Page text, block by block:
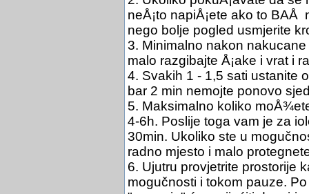
neÅ¡to napiÅ¡ete ako to
nego bolje pogled usmjerite
3. Minimalno nakon
malo razgibajte Å¡ake i vrat i
4. Svakih 1 - 1,5 sati ustanite
bar 2 min nemojte ponovo
5. Maksimalno koliko
4-6h. Poslije toga vam je za
30min. Ukoliko ste u
radno mjesto i malo
6. Ujutru provjetrite prostorije
mogučnosti i tokom pauze.